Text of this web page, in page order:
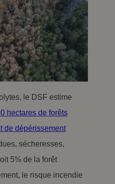
le DSF estime
hectares de forêts
de dépérissement
sécheresses,
5% de la forêt
le risque incendie